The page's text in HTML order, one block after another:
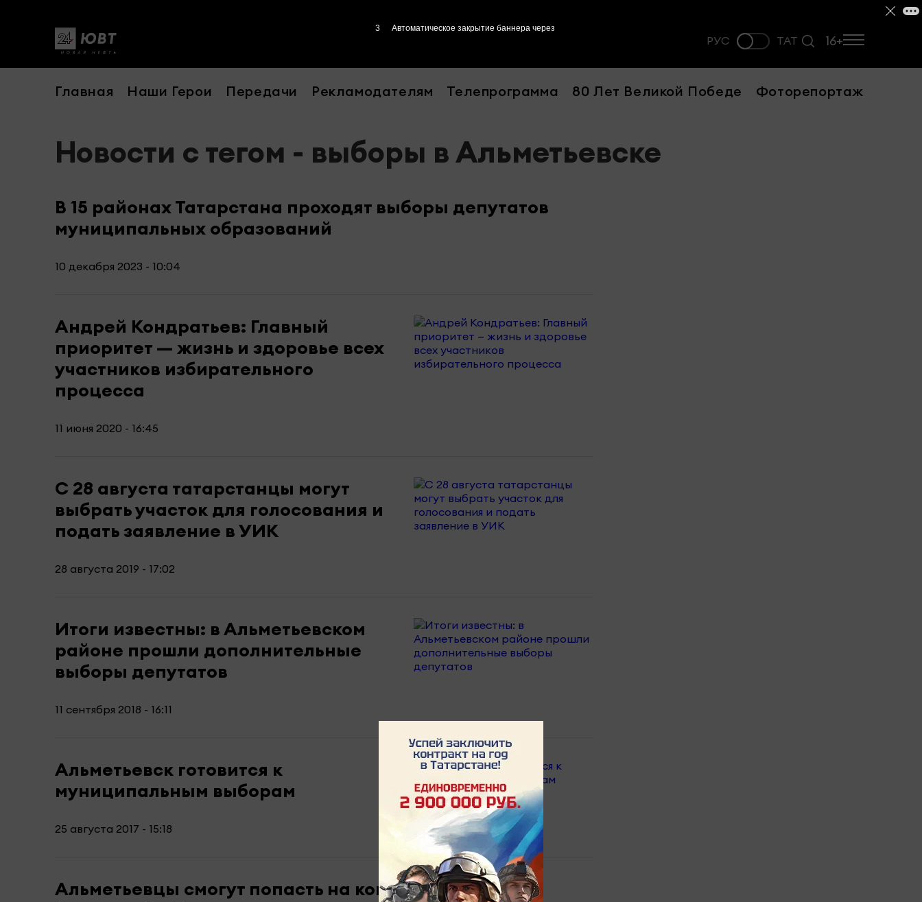
РУС ТАТ 16+
Главная Наши Герои Передачи Рекламодателям Телепрограмма 80 Лет Великой Победе Фоторепортаж
Новости с тегом - выборы в Альметьевске
В 15 районах Татарстана проходят выборы депутатов
муниципальных образований
10 декабря 2023 - 10:04
Андрей Кондратьев: Главный
приоритет — жизнь и здоровье всех
участников избирательного
процесса
11 июня 2020 - 16:45
С 28 августа татарстанцы могут
выбрать участок для голосования и
подать заявление в УИК
28 августа 2019 - 17:02
Итоги известны: в Альметьевском
районе прошли дополнительные
выборы депутатов
11 сентября 2018 - 16:11
Альметьевск готовится к
муниципальным выборам
25 августа 2017 - 15:18
Альметьевцы смогут попасть на концерт Дины
3 Автоматическое закрытие баннера через